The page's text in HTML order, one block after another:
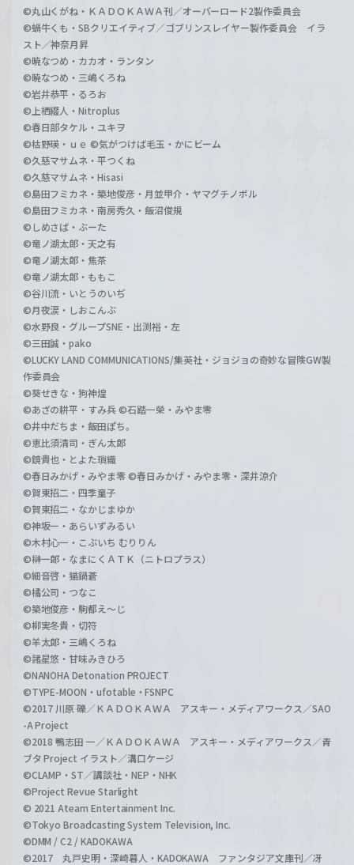
©丸山くがね・ＫＡＤＯＫＡＷＡ刊／オーバーロード2製作委員会
©蝸牛くも・SBクリエイティブ／ゴブリンスレイヤー製作委員会 イラ
スト／神奈月昇
©暁なつめ・カカオ・ランタン
©暁なつめ・三嶋くろね
©岩井恭平・るろお
©上栖綴人・Nitroplus
©春日部タケル・ユキヲ
©枯野瑛・ｕｅ ©気がつけば毛玉・かにビーム
©久慈マサムネ・平つくね
©久慈マサムネ・Hisasi
©島田フミカネ・築地俊彦・月並甲介・ヤマグチノボル
©島田フミカネ・南房秀久・飯沼俊規
©しめさば・ぶーた
©竜ノ湖太郎・天之有
©竜ノ湖太郎・焦茶
©竜ノ湖太郎・ももこ
©谷川流・いとうのいぢ
©月夜涙・しおこんぶ
©水野良・グループSNE・出渕裕・左
©三田誠・pako
©LUCKY LAND COMMUNICATIONS/集英社・ジョジョの奇妙な冒険GW製
作委員会
©葵せきな・狗神煌
©あざの耕平・すみ兵 ©石踏一榮・みやま零
©井中だちま・飯田ぽち。
©恵比須清司・ぎん太郎
©鏡貴也・とよた瑣織
©春日みかげ・みやま零 ©春日みかげ・みやま零・深井涼介
©賀東招二・四季童子
©賀東招二・なかじまゆか
©神坂一・あらいずみるい
©木村心一・こぶいち むりりん
©榊一郎・なまにくＡＴＫ（ニトロプラス）
©細音啓・猫鍋蒼
©橘公司・つなこ
©築地俊彦・駒都え～じ
©柳実冬貴・切符
©羊太郎・三嶋くろね
©諸星悠・甘味みきひろ
©NANOHA Detonation PROJECT
©TYPE-MOON・ufotable・FSNPC
©2017 川原 礫／ＫＡＤＯＫＡＷＡ アスキー・メディアワークス／SAO
-A Project
©2018 鴨志田 一／ＫＡＤＯＫＡＷＡ アスキー・メディアワークス／青
ブタ Project イラスト／溝口ケージ
©CLAMP・ST／講談社・NEP・NHK
©Project Revue Starlight
© 2021 Ateam Entertainment Inc.
©Tokyo Broadcasting System Television, Inc.
©DMM / C2 / KADOKAWA
©2017 丸戸史明・深崎暮人・KADOKAWA ファンタジア文庫刊／冴